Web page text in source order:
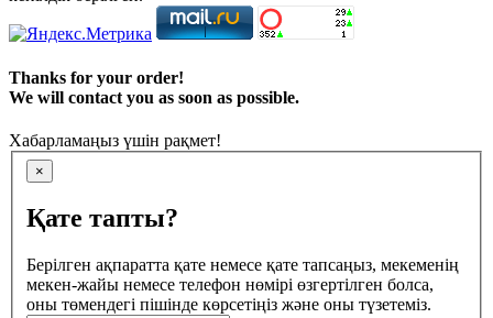
Thanks for your order!
We will contact you as soon as possible.
Хабарламаңыз үшін рақмет!
×
Қате тапты?
Берілген ақпаратта қате немесе қате тапсаңыз, мекеменің
мекен-жайы немесе телефон нөмірі өзгертілген болса,
оны төмендегі пішінде көрсетіңіз және оны түзетеміз.